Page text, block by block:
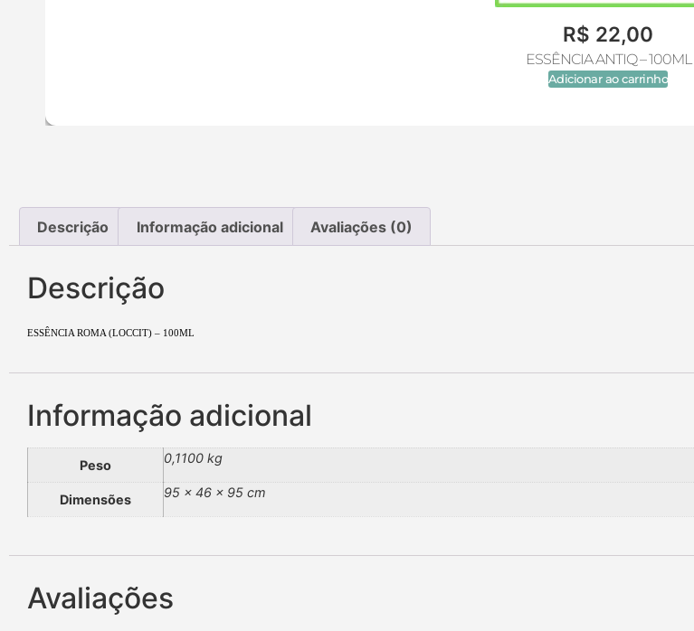
R$ 22,00
ESSÊNCIA ANTIQ – 100ML
Adicionar ao carrinho
Descrição Informação adicional Avaliações (0)
Descrição
ESSÊNCIA ROMA (LOCCIT) – 100ML
Informação adicional
Peso 0,1100 kg
Dimensões 95 × 46 × 95 cm
Avaliações